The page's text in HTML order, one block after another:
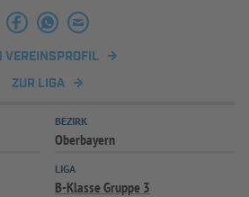
VEREINSPROFIL
ZUR LIGA
BEZIRK
Oberbayern
LIGA
B-Klasse Gruppe 3